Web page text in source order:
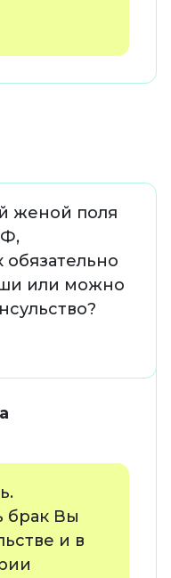
женой поля
обязательно
или можно
брак Вы
и в